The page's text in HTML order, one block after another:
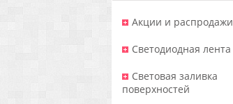
Акции и распродажи
Светодиодная лента
Световая заливка
поверхностей